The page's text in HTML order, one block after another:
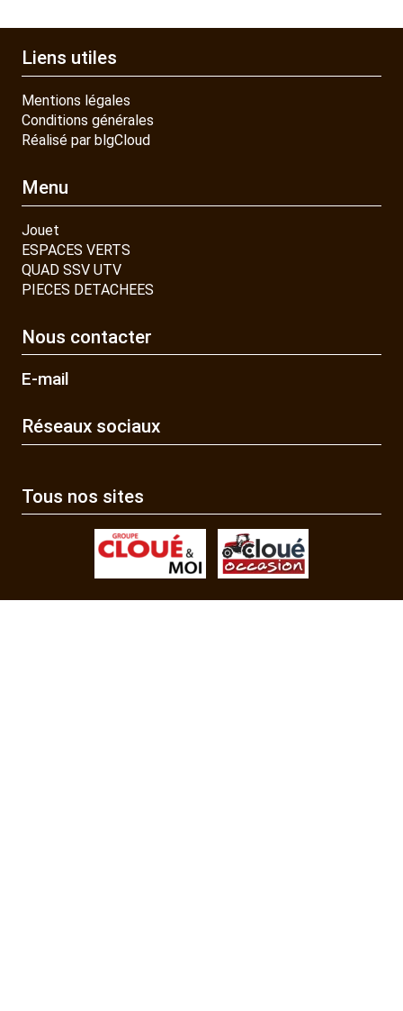
Liens utiles
Mentions légales
Conditions générales
Réalisé par blgCloud
Menu
Jouet
ESPACES VERTS
QUAD SSV UTV
PIECES DETACHEES
Nous contacter
E-mail
Réseaux sociaux
Tous nos sites